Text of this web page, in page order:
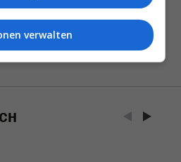
verwalten